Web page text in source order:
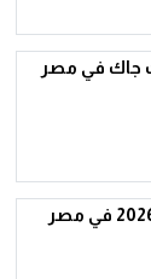
جاك في مصر
ارتفاع أسعار إم جي 2026 في مصر